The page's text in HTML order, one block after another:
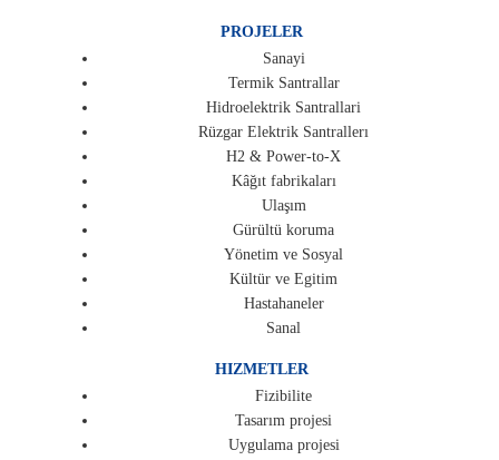
PROJELER
Sanayi
Termik Santrallar
Hidroelektrik Santrallari
Rüzgar Elektrik Santrallerı
H2 & Power-to-X
Kâğıt fabrikaları
Ulaşım
Gürültü koruma
Yönetim ve Sosyal
Kültür ve Egitim
Hastahaneler
Sanal
HIZMETLER
Fizibilite
Tasarım projesi
Uygulama projesi